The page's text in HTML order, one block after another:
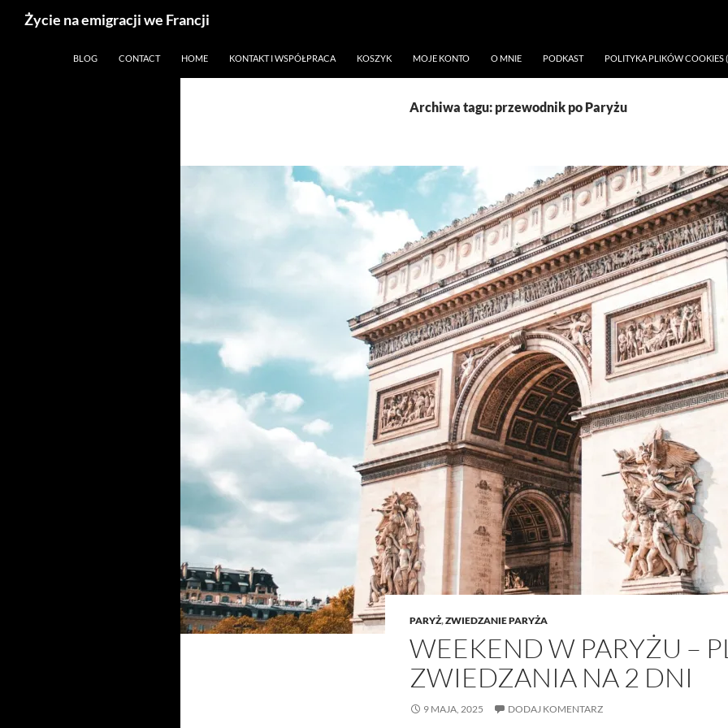
Życie na emigracji we Francji
BLOG CONTACT HOME KONTAKT I WSPÓŁPRACA KOSZYK MOJE KONTO O MNIE PODKAST POLITYKA PLIKÓW COOKIES
Archiwa tagu: przewodnik po Paryżu
PARYŻ,ZWIEDZANIE PARYŻA
WEEKEND W PARYŻU –
ZWIEDZANIA NA 2 DNI
9 MAJA, 2025 DODAJ KOMENTARZ